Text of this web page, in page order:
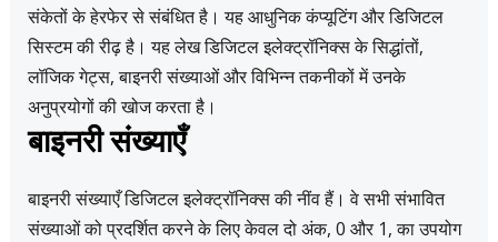
संकेतों के हेरफेर से संबंधित है। यह आधुनिक कंप्यूटिंग और डिजिटल
सिस्टम की रीढ़ है। यह लेख डिजिटल इलेक्ट्रॉनिक्स के सिद्धांतों,
लॉजिक गेट्स, बाइनरी संख्याओं और विभिन्न तकनीकों में उनके
अनुप्रयोगों की खोज करता है।
बाइनरी संख्याएँ
बाइनरी संख्याएँ डिजिटल इलेक्ट्रॉनिक्स की नींव हैं। वे सभी संभावित
संख्याओं को प्रदर्शित करने के लिए केवल दो अंक, 0 और 1, का उपयोग